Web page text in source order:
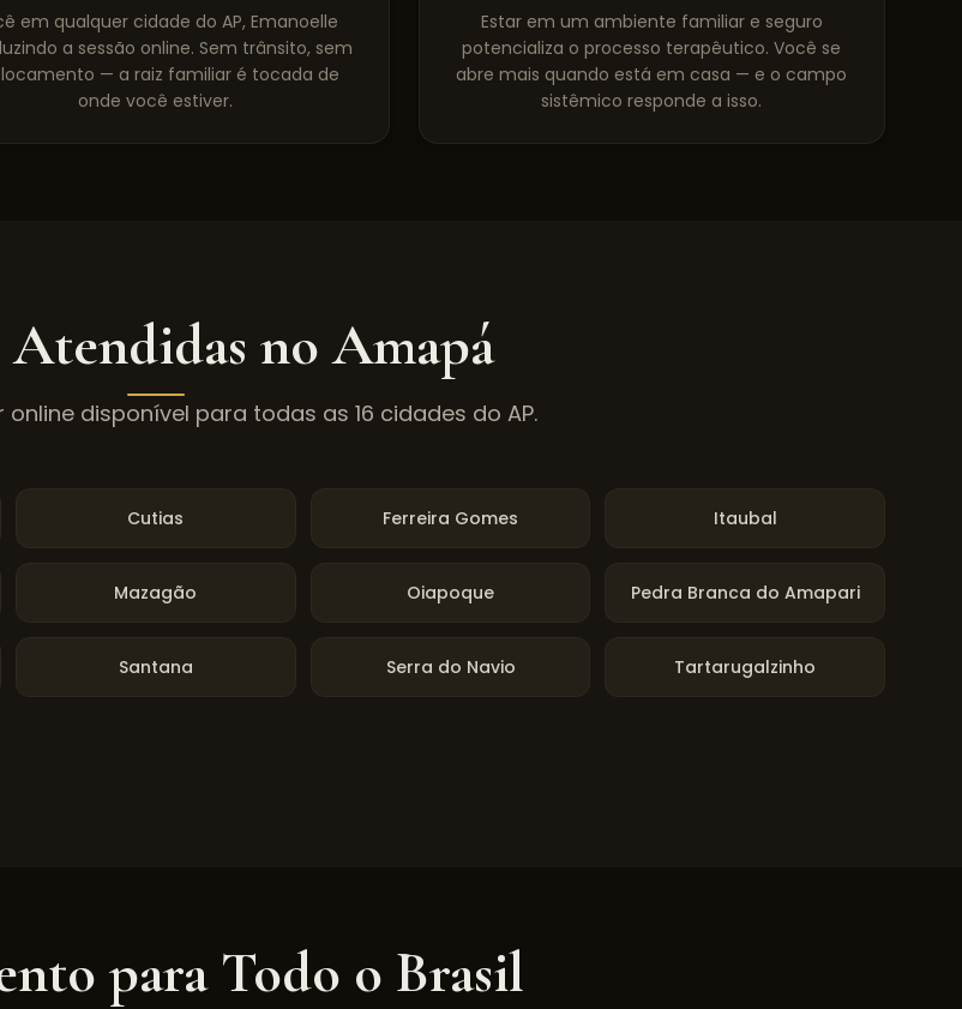
em qualquer cidade do AP, Emanoelle
a sessão online. Sem trânsito, sem
— a raiz familiar é tocada de
onde você estiver.
Estar em um ambiente familiar e seguro
potencializa o processo terapêutico. Você se
abre mais quando está em casa — e o campo
sistêmico responde a isso.
Atendidas noAmapá
online disponível para todas as 16 cidades do AP.
Cutias Ferreira Gomes Itaubal
Mazagão Oiapoque Pedra Branca do Amapari
Santana Serra do Navio Tartarugalzinho
para Todo o Brasil